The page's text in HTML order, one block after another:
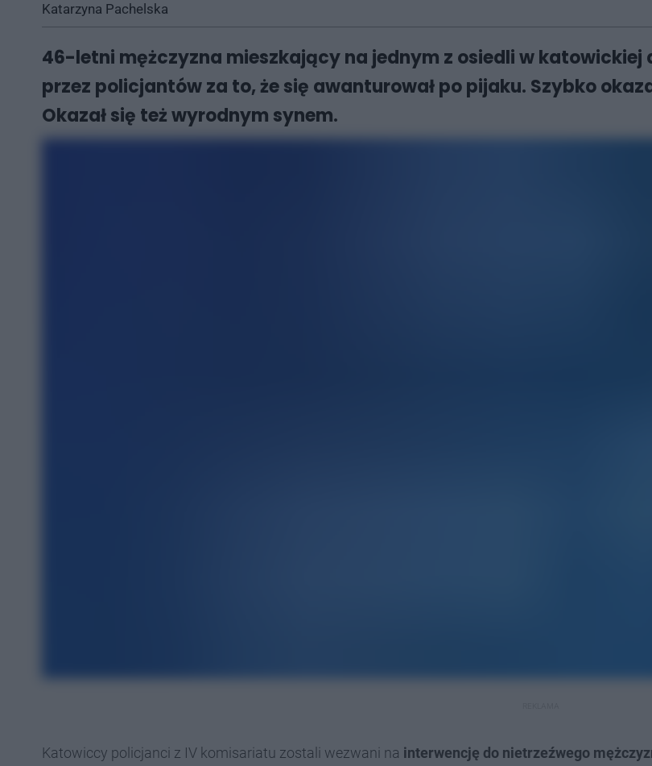
Katarzyna Pachelska
46-letni mężczyzna mieszkający na jednym z osiedli w
przez policjantów za to, że się awanturował po pijaku. Szybko
Okazał się też wyrodnym synem.
Katowiccy policjanci z IV komisariatu zostali wezwani na interwencję do nietrzeźwego